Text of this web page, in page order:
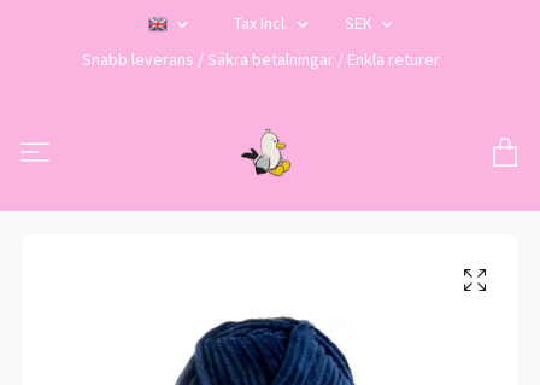
Tax Incl.
SEK
Snabb leverans / Säkra betalningar / Enkla returer